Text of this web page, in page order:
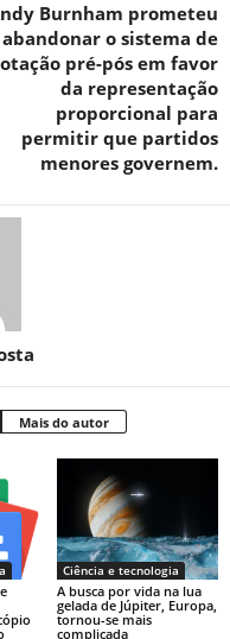
Burnham prometeu
abandonar o sistema de
pré-pós em favor
da representação
proporcional para
permitir que partidos
menores governem.
Mais do autor
Ciência e tecnologia
A busca por vida na lua
gelada de Júpiter, Europa,
tornou-se mais
complicada